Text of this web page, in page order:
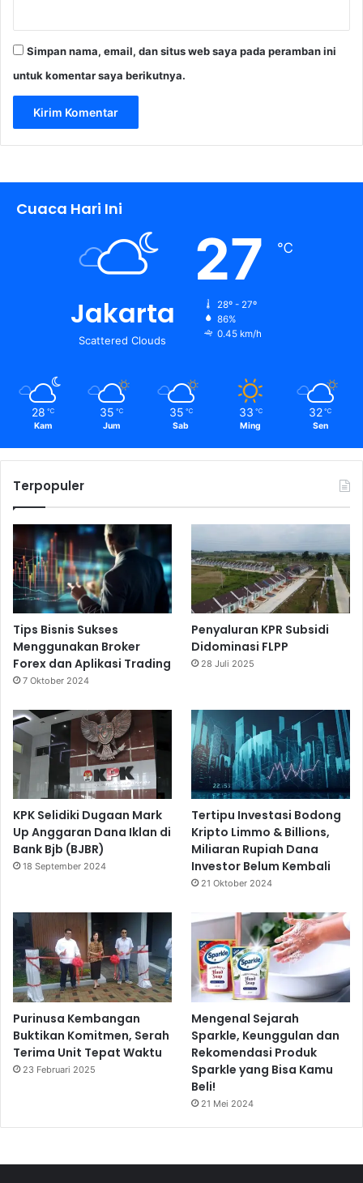
Simpan nama, email, dan situs web saya pada peramban ini
untuk komentar saya berikutnya.
Cuaca Hari Ini
Jakarta
Scattered Clouds
27 ℃
28º - 27º
86%
0.45 km/h
28 ℃
Kam
35 ℃
Jum
35 ℃
Sab
33 ℃
Ming
32 ℃
Sen
Terpopuler
Tips Bisnis Sukses
Menggunakan Broker
Forex dan Aplikasi Trading
7 Oktober 2024
Penyaluran KPR Subsidi
Didominasi FLPP
28 Juli 2025
KPK Selidiki Dugaan Mark
Up Anggaran Dana Iklan di
Bank Bjb (BJBR)
18 September 2024
Tertipu Investasi Bodong
Kripto Limmo & Billions,
Miliaran Rupiah Dana
Investor Belum Kembali
21 Oktober 2024
Purinusa Kembangan
Buktikan Komitmen, Serah
Terima Unit Tepat Waktu
23 Februari 2025
Mengenal Sejarah
Sparkle, Keunggulan dan
Rekomendasi Produk
Sparkle yang Bisa Kamu
Beli!
21 Mei 2024